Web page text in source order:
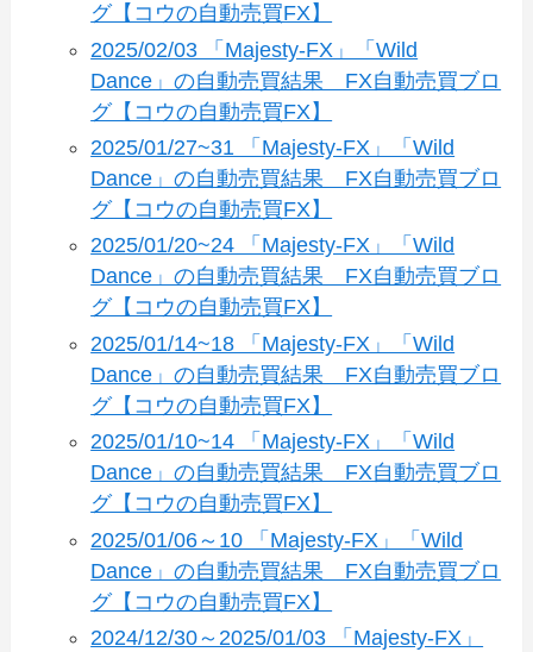
グ【コウの自動売買FX】
2025/02/03 「Majesty-FX」「Wild
Dance」の自動売買結果 FX自動売買ブロ
グ【コウの自動売買FX】
2025/01/27~31 「Majesty-FX」「Wild
Dance」の自動売買結果 FX自動売買ブロ
グ【コウの自動売買FX】
2025/01/20~24 「Majesty-FX」「Wild
Dance」の自動売買結果 FX自動売買ブロ
グ【コウの自動売買FX】
2025/01/14~18 「Majesty-FX」「Wild
Dance」の自動売買結果 FX自動売買ブロ
グ【コウの自動売買FX】
2025/01/10~14 「Majesty-FX」「Wild
Dance」の自動売買結果 FX自動売買ブロ
グ【コウの自動売買FX】
2025/01/06～10 「Majesty-FX」「Wild
Dance」の自動売買結果 FX自動売買ブロ
グ【コウの自動売買FX】
2024/12/30～2025/01/03 「Majesty-FX」